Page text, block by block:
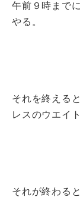
午前９時まで
やる。
それを終える
レスのウエイ
それが終わる